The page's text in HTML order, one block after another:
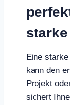
Eine
kann den
Projekt
sichert